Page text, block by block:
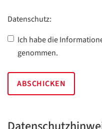
Datenschutz:
Checkbox
Datenschutz*
Ich habe die
genommen.